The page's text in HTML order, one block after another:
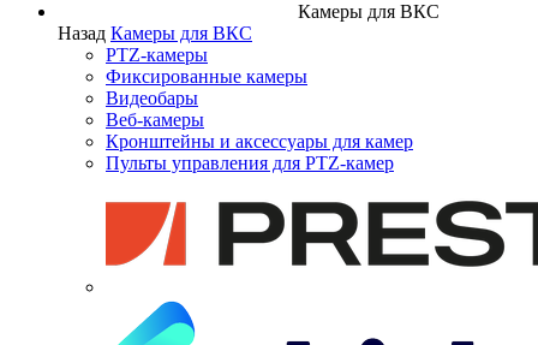
Камеры для ВКС
Назад Камеры для ВКС
PTZ-камеры
Фиксированные камеры
Видеобары
Веб-камеры
Кронштейны и аксессуары для камер
Пульты управления для PTZ-камер